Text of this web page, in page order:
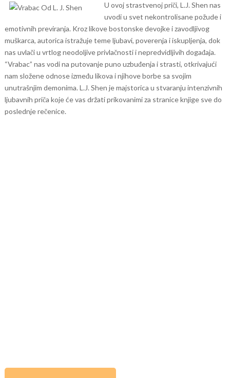
U ovoj strastvenoj priči, L.J. Shen nas
uvodi u svet nekontrolisane požude i
emotivnih previranja. Kroz likove bostonske devojke i zavodljivog
muškarca, autorica istražuje teme ljubavi, poverenja i iskupljenja, dok
nas uvlači u vrtlog neodoljive privlačnosti i nepredvidljivih događaja.
“Vrabac” nas vodi na putovanje puno uzbuđenja i strasti, otkrivajući
nam složene odnose između likova i njihove borbe sa svojim
unutrašnjim demonima. L.J. Shen je majstorica u stvaranju intenzivnih
ljubavnih priča koje će vas držati prikovanimi za stranice knjige sve do
poslednje rečenice.